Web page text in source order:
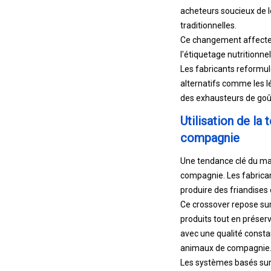
acheteurs soucieux de
traditionnelles.
Ce changement
l'étiquetage
Les fabricants
alternatifs comme les
des exhausteurs de
Utilisation de la
compagnie
Une tendance clé du
compagnie. Les
produire des
Ce crossover repose
produits tout en
avec une qualité
animaux de compagnie.
Les systèmes basés